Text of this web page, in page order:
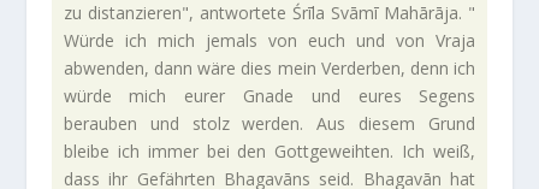
zu distan­zieren", ant­wor­tete Śrīla Svāmī Mahārāja. "
Würde ich mich jemals von euch und von Vraja
abwenden, dann wäre dies mein Ver­derben, denn ich
würde mich eurer Gnade und eures Segens
berauben und stolz werden. Aus diesem Grund
bleibe ich immer bei den Gott­ge­weihten. Ich weiß,
dass ihr Gefährten Bha­ga­vāns seid. Bha­gavān hat